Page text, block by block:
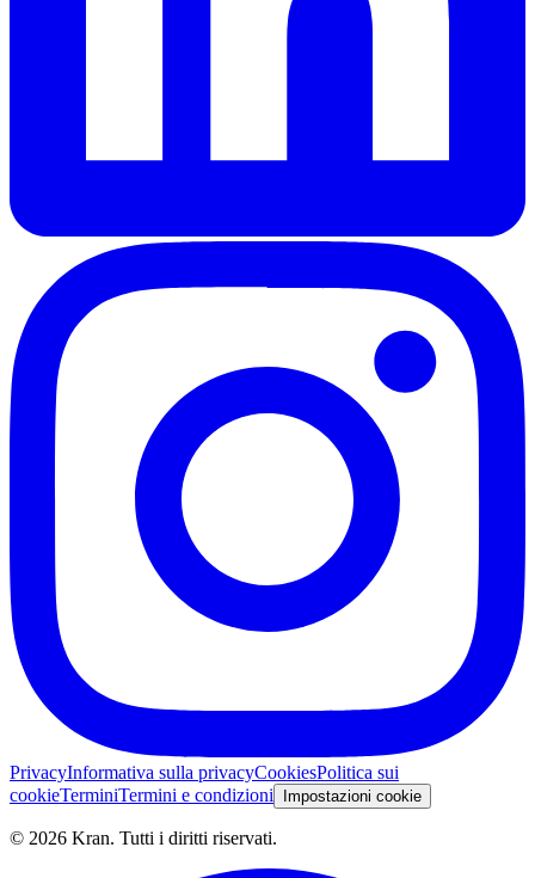
PrivacyInformativa sulla privacyCookiesPolitica sui
cookieTerminiTermini e condizioni Impostazioni cookie
© 2026 Kran. Tutti i diritti riservati.